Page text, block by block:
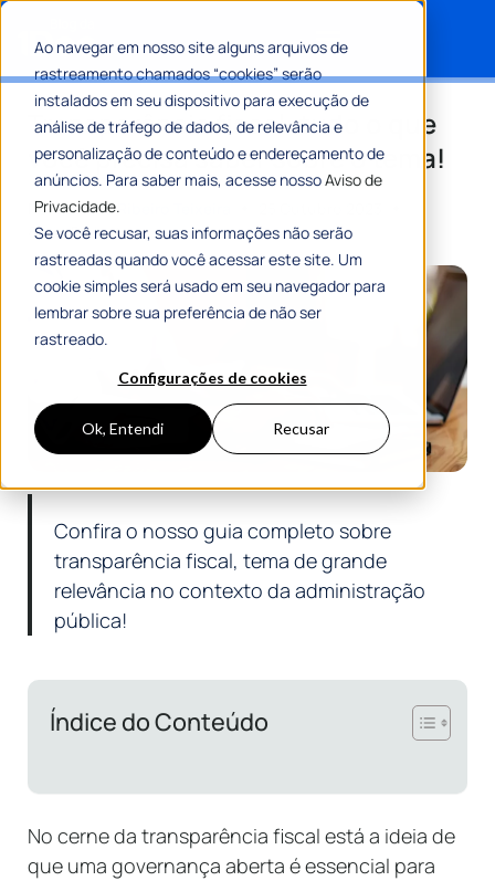
Ao navegar em nosso site alguns arquivos de
rastreamento chamados “cookies” serão
instalados em seu dispositivo para execução de
análise de tráfego de dados, de relevância e
personalização de conteúdo e endereçamento de
anúncios. Para saber mais, acesse nossoAviso de
Privacidade.
Se você recusar, suas informações não serão
rastreadas quando você acessar este site. Um
cookie simples será usado em seu navegador para
lembrar sobre sua preferência de não ser
rastreado.
Configurações de cookies
Ok, Entendi Recusar
Transparência fiscal: tudo o que
você precisa saber sobre o tema!
PorRomulo Ribeiro Teixeira
8 Min De Leitura
Confira o nosso guia completo sobre
transparência fiscal, tema de grande
relevância no contexto da administração
pública!
Índice do Conteúdo
No cerne da transparência fiscal está a ideia de
que uma governança aberta é essencial para